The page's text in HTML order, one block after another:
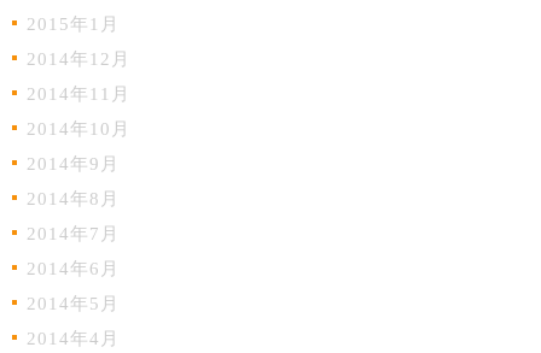
2015年1月
2014年12月
2014年11月
2014年10月
2014年9月
2014年8月
2014年7月
2014年6月
2014年5月
2014年4月